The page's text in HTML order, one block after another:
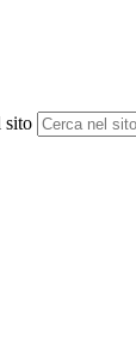
sito